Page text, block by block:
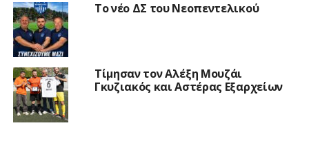
Το νέο ΔΣ του Νεοπεντελικού
Τίμησαν τον Αλέξη Μουζάι
Γκυζιακός και Αστέρας Εξαρχείων